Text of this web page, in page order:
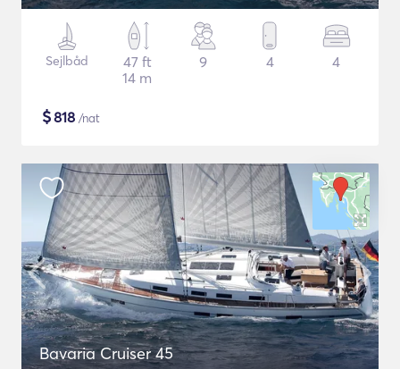
Sejlbåd
47 ft
14 m
9 4 4
$818 /nat
Bavaria Cruiser 45